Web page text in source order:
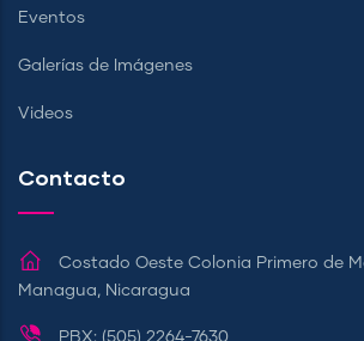
Eventos
Galerías de Imágenes
Videos
Contacto
Costado Oeste Colonia Primero de
Managua, Nicaragua